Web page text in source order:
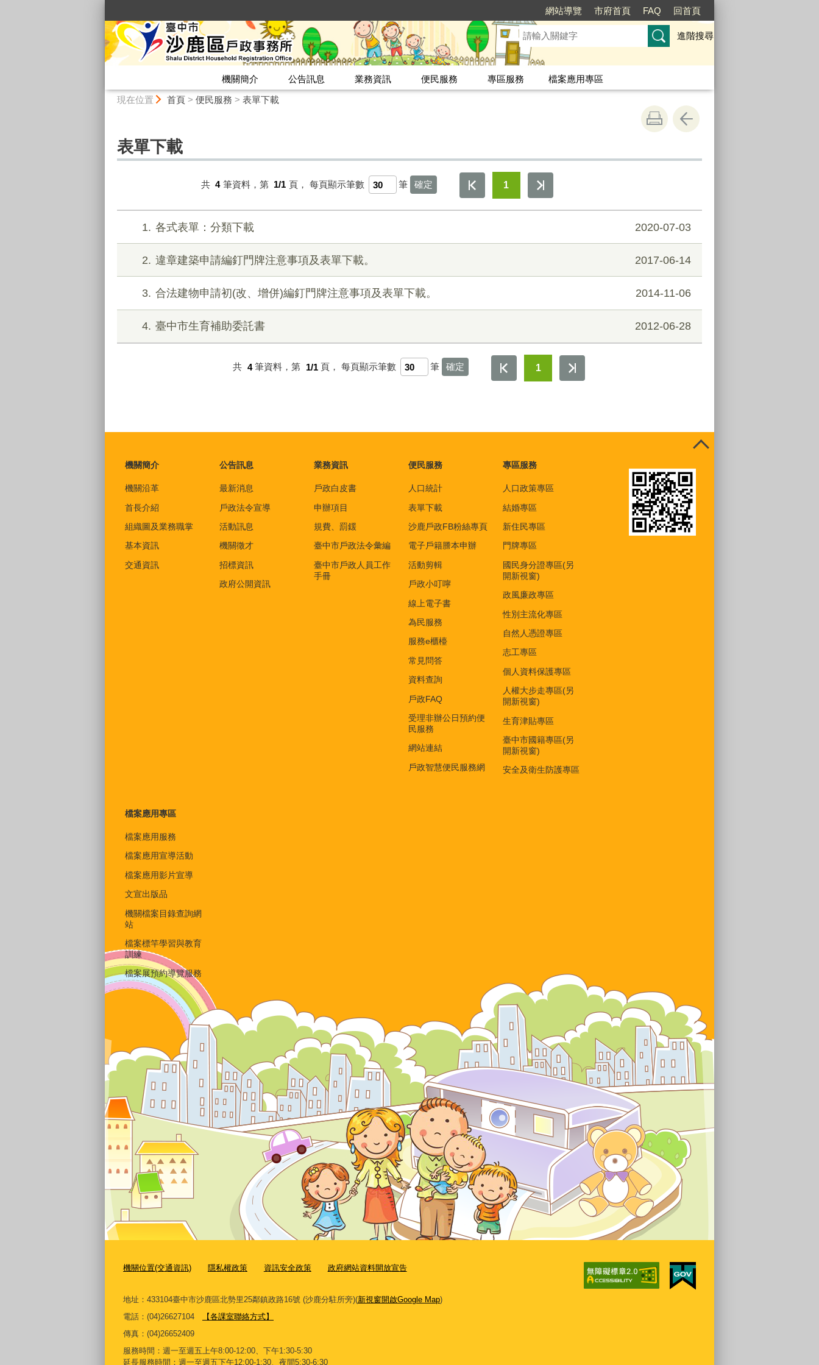
網站導覽 市府首頁 FAQ 回首頁
進階搜尋
機關簡介 公告訊息 業務資訊 便民服務 專區服務
檔案應用專區
現在位置 首頁> 便民服務 > 表單下載
表單下載
共 4 筆資料，第 1/1 頁， 每頁顯示筆數 筆 1
1 各式表單：分類下載 2020-07-03
2 違章建築申請編釘門牌注意事項及表單下載。 2017-06-14
3 合法建物申請初(改、增併)編釘門牌注意事項及表單下載。 2014-11-06
4 臺中市生育補助委託書 2012-06-28
共 4 筆資料，第 1/1 頁， 每頁顯示筆數 筆 1
機關簡介
機關沿革
首長介紹
組織圖及業務職掌
基本資訊
交通資訊
公告訊息
最新消息
戶政法令宣導
活動訊息
機關徵才
招標資訊
政府公開資訊
業務資訊
戶政白皮書
申辦項目
規費、罰鍰
臺中市戶政法令彙編
臺中市戶政人員工作
手冊
便民服務
人口統計
表單下載
沙鹿戶政FB粉絲專頁
電子戶籍謄本申辦
活動剪輯
戶政小叮嚀
線上電子書
為民服務
服務e櫃檯
常見問答
資料查詢
戶政FAQ
受理非辦公日預約便
民服務
網站連結
戶政智慧便民服務網
專區服務
人口政策專區
結婚專區
新住民專區
門牌專區
國民身分證專區(另
開新視窗)
政風廉政專區
性別主流化專區
自然人憑證專區
志工專區
個人資料保護專區
人權大步走專區(另
開新視窗)
生育津貼專區
臺中市國籍專區(另
開新視窗)
安全及衛生防護專區
檔案應用專區
檔案應用服務
檔案應用宣導活動
檔案應用影片宣導
文宣出版品
機關檔案目錄查詢網
站
檔案標竿學習與教育
訓練
檔案展預約導覽服務
機關位置(交通資訊) 隱私權政策 資訊安全政策 政府網站資料開放宣告
地址：433104臺中市沙鹿區北勢里25鄰鎮政路16號 (沙鹿分駐所旁)(新視窗開啟Google Map)
電話：(04)26627104
【各課室聯絡方式】
傳真： (04)26652409
服務時間：週一至週五上午8:00-12:00、下午1:30-5:30
延長服務時間：週一至週五下午12:00-1:30、夜間5:30-6:30